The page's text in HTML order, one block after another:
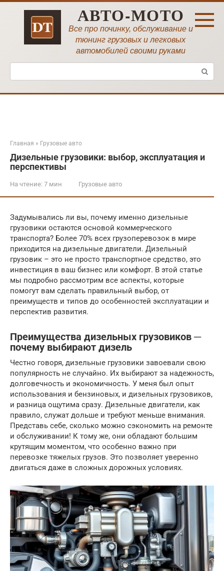
Перейти
АВТО-МОТО
Все про починку, обслуживание и
тюнинг грузовых и легковых
автомобилей своими руками
Поиск:
Главная » Грузовые авто
Дизельные грузовики: выбор, эксплуатация и
перспективы
На чтение: 7 мин Грузовые авто
Задумывались ли вы, почему именно дизельные
грузовики остаются основой коммерческого
транспорта? Более 70% всех грузоперевозок в мире
приходится на дизельные двигатели. Дизельный
грузовик – это не просто транспортное средство, это
инвестиция в ваш бизнес или комфорт. В этой статье
мы подробно рассмотрим все аспекты, которые
помогут вам сделать правильный выбор, от
преимуществ и типов до особенностей эксплуатации и
перспектив развития.
Преимущества дизельных грузовиков ─
почему выбирают дизель
Честно говоря, дизельные грузовики завоевали свою
популярность не случайно. Их выбирают за надежность,
долговечность и экономичность. У меня был опыт
использования и бензиновых, и дизельных грузовиков,
и разница ощутима сразу. Дизельные двигатели, как
правило, служат дольше и требуют меньше внимания.
Представь себе, сколько можно сэкономить на ремонте
и обслуживании! К тому же, они обладают большим
крутящим моментом, что особенно важно при
перевозке тяжелых грузов. Это позволяет уверенно
двигаться даже в сложных дорожных условиях.